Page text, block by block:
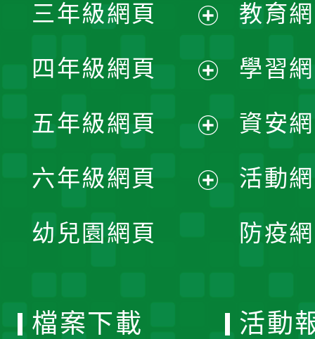
選
單
開
選
單
三年級網頁
開
選
單
四年級網頁
開
選
五年級網頁
開
六年級網頁
幼兒園網頁
教育
學習
資安
活動
防疫
檔案下載 活動